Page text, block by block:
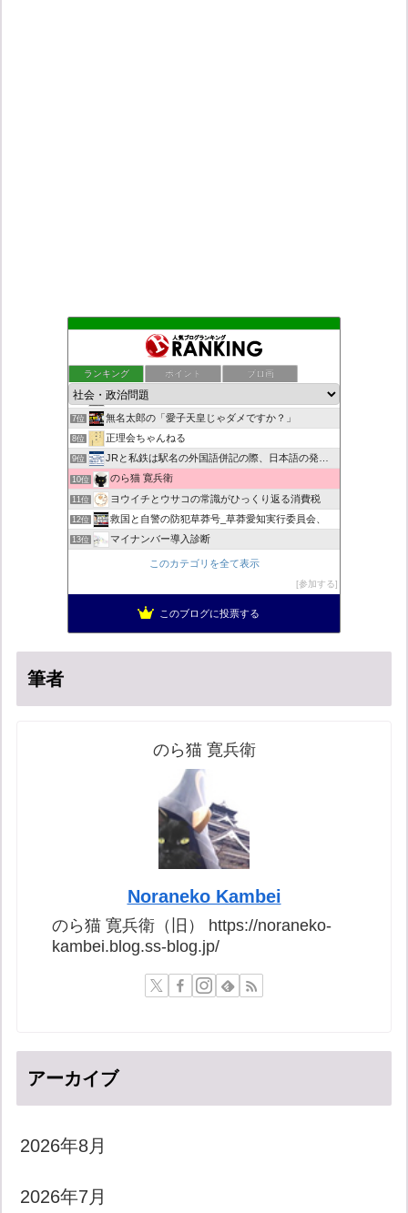
ランキング ポイント ブロ画
ダリチョコ dalichoko
死神タカ位置サナエのオイルショックドクトリン憲法改悪計画！
恥を知れ、恥を
6位 みんなのブラック企業通信簿
7位 無名太郎の「愛子天皇じゃダメですか？」
8位 正理会ちゃんねる
9位 JRと私鉄は駅名の外国語併記の際、日本語の発音/…
10位 のら猫 寛兵衛
11位 ヨウイチとウサコの常識がひっくり返る消費税
12位 救国と自警の防犯草莽号_草莽愛知実行委員会、
13位 マイナンバー導入診断
日本の覚醒
超革新ひふみ神示
このカテゴリを全て表示
参加する
このブログに投票する
筆者
のら猫 寛兵衛
Noraneko Kambei
のら猫 寛兵衛（旧） https://noraneko-
kambei.blog.ss-blog.jp/
アーカイブ
2026年8月
2026年7月